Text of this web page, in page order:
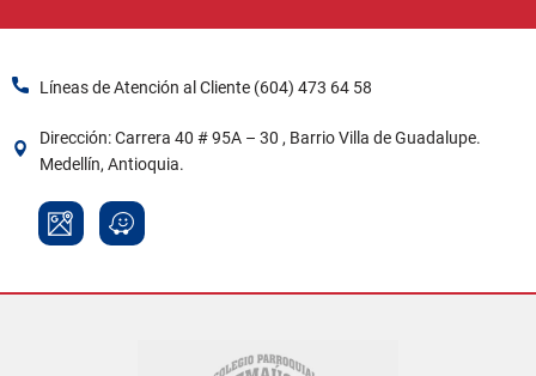
Líneas de Atención al Cliente (604) 473 64 58​
Dirección: Carrera 40 # 95A – 30 , Barrio Villa de Guadalupe.
Medellín, Antioquia.